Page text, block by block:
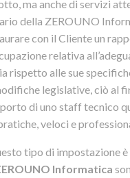
ma anche di servizi
della ZEROUNO
con il Cliente un
relativa
rispetto alle sue
legislative, ciò al
di uno staff tecnico
veloci e
tipo di impostazione è
Informatica